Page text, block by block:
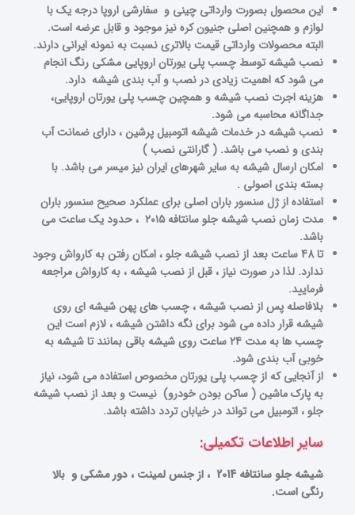
این محصول بصورت وارداتی چینی و سفارشی اروپا درجه یک با
لوازم و همچنین اصلی جنیون کره نیز موجود و قابل عرضه است.
البته محصولات وارداتی قیمت بالاتری نسبت به نمونه ایرانی دارند.
نصب شیشه توسط چسب پلی یورتان اروپایی مشکی رنگ انجام
می شود که اهمیت زیادی در نصب و آب بندی شیشه دارد.
هزینه اجرت نصب شیشه و همچین چسب پلی یورتان اروپایی،
جداگانه محاسبه می شود.
نصب شیشه در خدمات شیشه اتومبیل پرشین ، دارای ضمانت آب
بندی و نصب می باشد. ( گارانتی نصب )
امکان ارسال شیشه به سایر شهرهای ایران نیز میسر می باشد. با
بسته بندی اصولی .
استفاده از ژل سنسور باران اصلی برای عملکرد صحیح سنسور باران
مدت زمان نصب شیشه جلو سانتافه ۲۰۱۵ ، حدود یک ساعت می
باشد.
تا 48 ساعت بعد از نصب شیشه جلو ، امکان رفتن به کارواش وجود
ندارد. لذا در صورت نیاز ، قبل از نصب شیشه ، به کارواش مراجعه
فرمایید.
بلافاصله پس از نصب شیشه ، چسب های پهن شیشه ای روی
شیشه قرار داده می شود برای نگه داشتن شیشه ، لازم است این
چسب ها به مدت 24 ساعت روی شیشه باقی بمانند تا شیشه به
خوبی آب بندی شود.
از آنجایی که از چسب پلی یورتان مخصوص استفاده می شود، نیاز
به پارک ماشین ( ساکن بودن خودرو) نیست و بعد از نصب شیشه
جلو ، اتومبیل می تواند در خیابان تردد داشته باشد.
سایر اطلاعات تکمیلی:
شیشه جلو سانتافه 2014 ، از جنس لمینت ، دور مشکی و بالا
رنگی است.